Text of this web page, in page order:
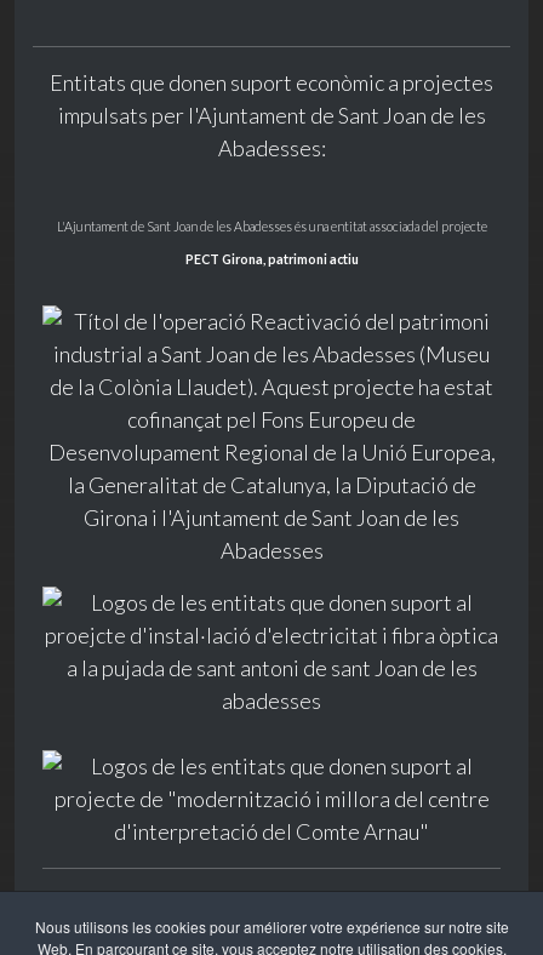
Nous utilisons les cookies pour améliorer votre expérience sur notre site
Web. En parcourant ce site, vous acceptez notre utilisation des cookies.
Entitats que donen suport econòmic a projectes
impulsats per l'Ajuntament de Sant Joan de les
Abadesses:
L'Ajuntament de Sant Joan de les Abadesses és una entitat associada del projecte
PECT Girona, patrimoni actiu
Ajuntament de Sant Joan de les Abadesses. Plaça